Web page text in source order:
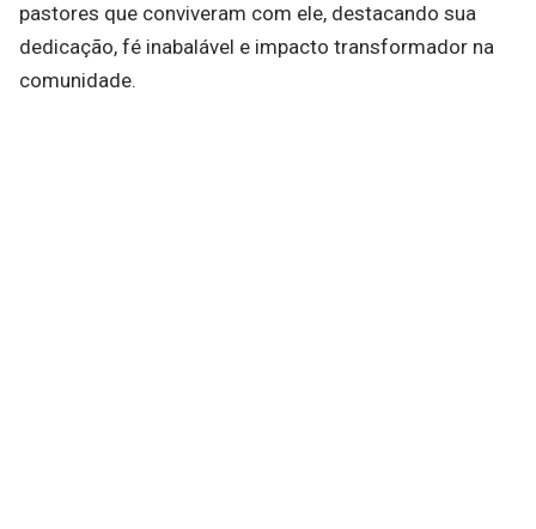
pastores que conviveram com ele, destacando sua
dedicação, fé inabalável e impacto transformador na
comunidade.